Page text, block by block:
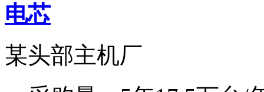
电芯
某头部主机厂